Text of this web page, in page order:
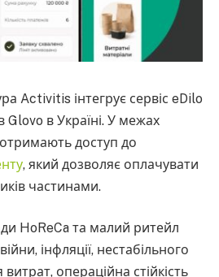
Activitis інтегрує сервіс eDilo
Glovo в Україні. У межах
доступ до
, який дозволяє оплачувати
частинами.
HoReCa та малий ритейл
інфляції, нестабільного
операційна стійкість